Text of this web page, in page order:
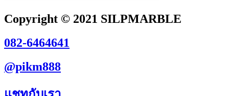
Copyright © 2021 SILPMARBLE
082-6464641
@pikm888